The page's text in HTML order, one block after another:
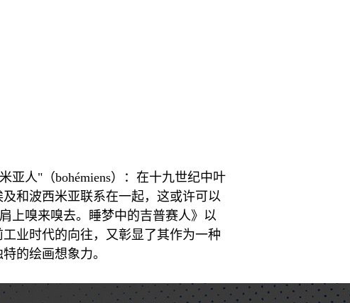
人"（bohémiens）：在十九世纪中叶
和波西米亚联系在一起，这或许可以
上嗅来嗅去。睡梦中的吉普赛人》以
业时代的向往，又彰显了其作为一种
的绘画想象力。